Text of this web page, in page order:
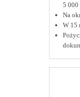
5 000
Na
W 15